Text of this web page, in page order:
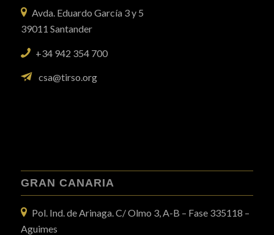
Avda. Eduardo García 3 y 5
39011 Santander
+34 942 354 700
csa@tirso.org
GRAN CANARIA
Pol. Ind. de Arinaga. C/ Olmo 3, A-B – Fase 335118 –
Aguimes